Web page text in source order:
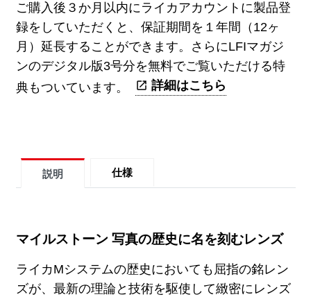
ご購入後３か月以内にライカアカウントに製品登
録をしていただくと、保証期間を１年間（12ヶ
月）延長することができます。さらにLFIマガジ
ンのデジタル版3号分を無料でご覧いただける特
典もついています。
詳細はこちら
説明 仕様
マイルストーン 写真の歴史に名を刻むレンズ
ライカMシステムの歴史においても屈指の銘レン
ズが、最新の理論と技術を駆使して緻密にレンズ